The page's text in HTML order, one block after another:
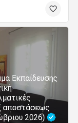
Εκπαίδευσης
αποστάσεως
2026)